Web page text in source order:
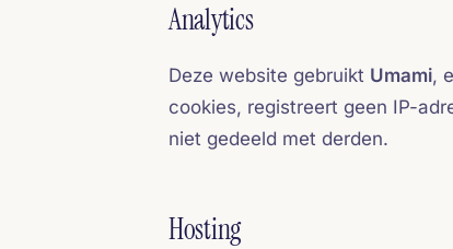
Analytics
Deze website gebruikt Umami,
cookies, registreert geen IP-
niet gedeeld met derden.
Hosting